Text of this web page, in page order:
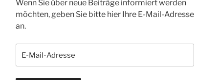
Wenn Sie über neue Beiträge informiert werden
möchten, geben Sie bitte hier Ihre E-Mail-Adresse
an.
Mail-